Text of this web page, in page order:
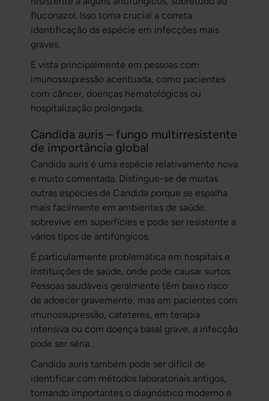
fluconazol. Isso torna crucial a correta
identificação da espécie em infecções mais
graves.
É vista principalmente em pessoas com
imunossupressão acentuada, como pacientes
com câncer, doenças hematológicas ou
hospitalização prolongada.
Candida auris – fungo multirresistente
de importância global
Candida aurisé uma espécie relativamente nova
e muito comentada. Distingue-se de muitas
outras espécies de Candida porque se espalha
mais facilmente em ambientes de saúde,
sobrevive em superfícies e pode ser resistente a
vários tipos de antifúngicos.
É particularmente problemática em hospitais e
instituições de saúde, onde pode causar surtos.
Pessoas saudáveis geralmente têm baixo risco
de adoecer gravemente, mas em pacientes com
imunossupressão, cateteres, em terapia
intensiva ou com doença basal grave, a infecção
pode ser séria.
Candida auristambém pode ser difícil de
identificar com métodos laboratoriais antigos,
tornando importantes o diagnóstico moderno e